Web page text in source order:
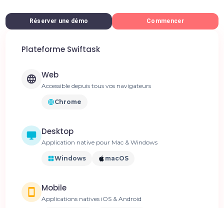
Réserver une démo Commencer
Plateforme Swiftask
Web
Accessible depuis tous vos navigateurs
Chrome
Desktop
Application native pour Mac & Windows
Windows macOS
Mobile
Applications natives iOS & Android